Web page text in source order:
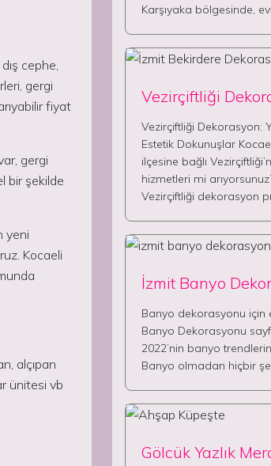
cephe,
gergi
fiyat
gergi
bir şekilde
yeni
Kocaeli
alçıpan
ünitesi vb
Karşıyaka bölgesinde,
Vezirçiftliği
Vezirçiftliği Dekorasyon:
Estetik Dokunuşlar
ilçesine bağlı
hizmetleri mi
Vezirçiftliği dekorasyon
İzmit Banyo
Banyo dekorasyonu için
Banyo Dekorasyonu
2022’nin banyo
Banyo olmadan hiçbir
Gölcük Yazlık